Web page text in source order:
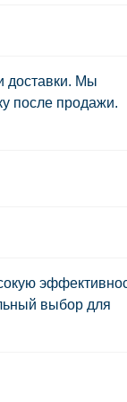
доставки. Мы
после продажи.
выбор для